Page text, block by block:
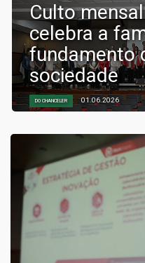
Culto
celebra a
fundamento
sociedade
DO CHANCELER 01.06.2026